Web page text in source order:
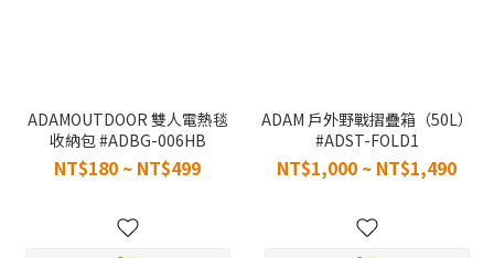
ADAMOUTDOOR 雙人電熱毯
收納包 #ADBG-006HB
NT$180 ~ NT$499
ADAM 戶外野戰摺疊箱（50L）
#ADST-FOLD1
NT$1,000 ~ NT$1,490